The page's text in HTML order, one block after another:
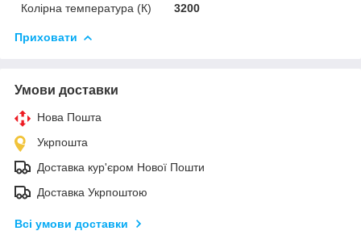
Колірна температура (К)
3200
Приховати
Умови доставки
Нова Пошта
Укрпошта
Доставка кур'єром Нової Пошти
Доставка Укрпоштою
Всі умови доставки